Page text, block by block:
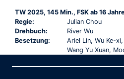
TW 2025, 145 Min., FSK ab 16
Regie:
Julian Chou
Drehbuch:
River Wu
Besetzung:
Ariel Lin, Wu Ke-
Wang Yu Xuan,